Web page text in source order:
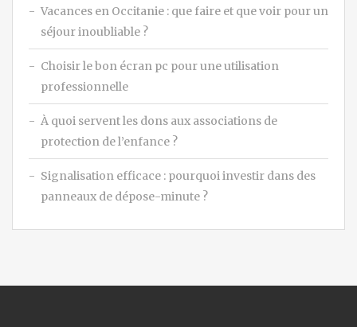
Vacances en Occitanie : que faire et que voir pour un
séjour inoubliable ?
Choisir le bon écran pc pour une utilisation
professionnelle
À quoi servent les dons aux associations de
protection de l’enfance ?
Signalisation efficace : pourquoi investir dans des
panneaux de dépose-minute ?